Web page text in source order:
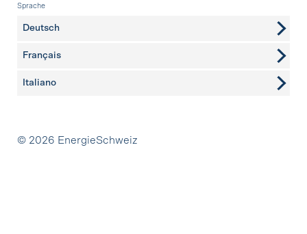
Sprache
Deutsch
Français
Italiano
Partner
© 2026 EnergieSchweiz